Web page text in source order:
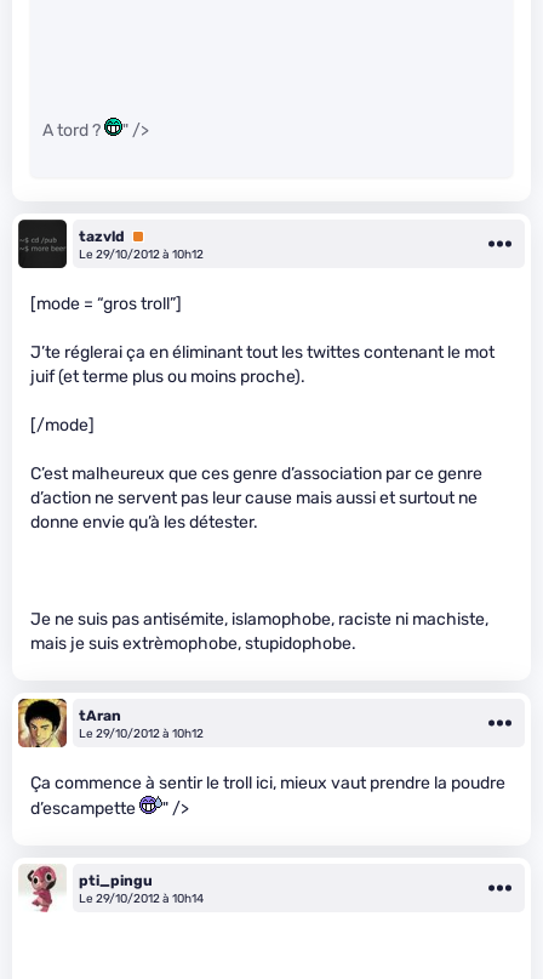
A tord ? " />
tazvld
Premium
Le 29/10/2012 à 10h12
[mode = “gros troll”]
J’te réglerai ça en éliminant tout les twittes contenant le mot
juif (et terme plus ou moins proche).
[/mode]
C’est malheureux que ces genre d’association par ce genre
d’action ne servent pas leur cause mais aussi et surtout ne
donne envie qu’à les détester.
Je ne suis pas antisémite, islamophobe, raciste ni machiste,
mais je suis extrèmophobe, stupidophobe.
tAran
Le 29/10/2012 à 10h12
Ça commence à sentir le troll ici, mieux vaut prendre la poudre
d’escampette
" />
pti_pingu
Le 29/10/2012 à 10h14